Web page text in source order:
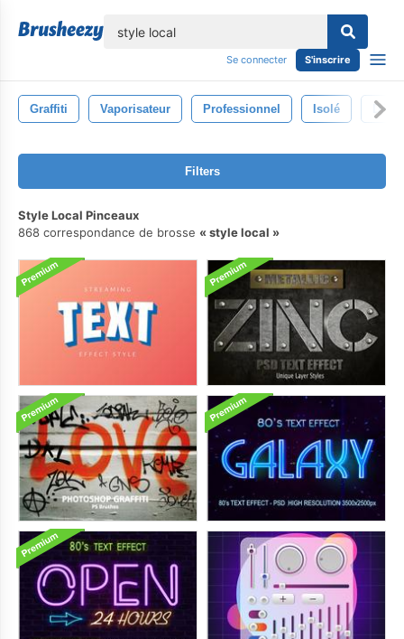
Se connecter S'inscrire
Graffiti Vaporisateur Professionnel Isolé
Filters
Style Local Pinceaux
868 correspondance de brosse
style local